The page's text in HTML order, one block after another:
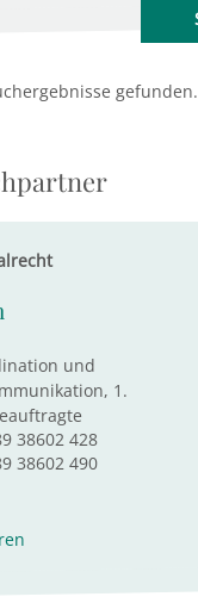
gefunden.
und
1.
38602 428
38602 490